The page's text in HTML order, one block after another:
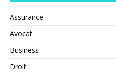
Assurance
Avocat
Business
Droit